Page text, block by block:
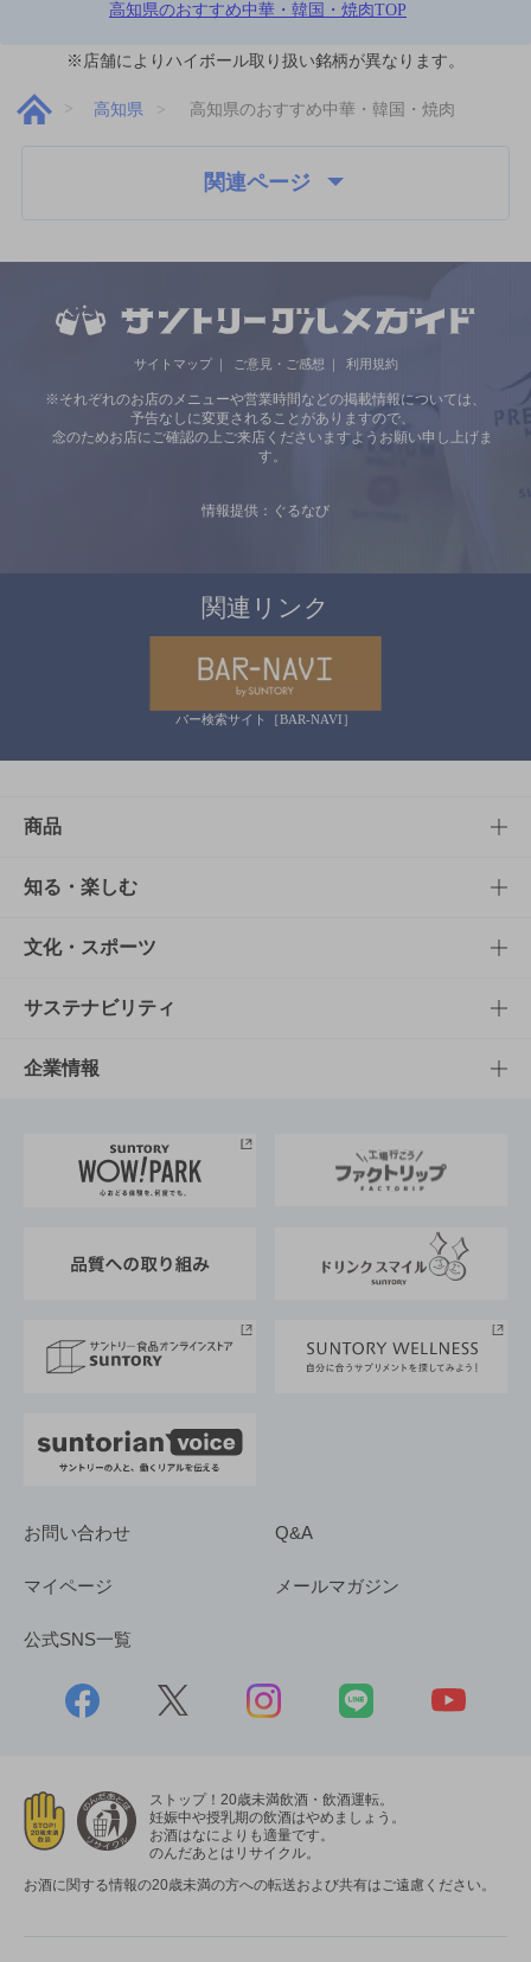
高知県のおすすめ中華・韓国・焼肉TOP
※店舗によりハイボール取り扱い銘柄が異なります。
高知県 高知県のおすすめ中華・韓国・焼肉
関連ページ
サイトマップ ご意見・ご感想 利用規約
※それぞれのお店のメニューや営業時間などの掲載情報については、
予告なしに変更されることがありますので、
念のためお店にご確認の上ご来店くださいますようお願い申し上げま
す。
情報提供：ぐるなび
関連リンク
バー検索サイト［BAR-NAVI］
商品
商品TOP
商品一覧
商品発売情報
栄養成分一覧
知る・楽しむ
知る・楽しむTOP
キャンペーン
工場見学
地域情報
文化・スポーツ
文化・スポーツTOP
サントリーホール
サントリーサンバーズ大阪
サステナビリティ
サステナビリティTOP
サントリーが考えるサステナビリティ経営
企業情報
企業概要
採用情報
お問い合わせ Q&A
マイページ メールマガジン
公式SNS一覧
ストップ！20歳未満飲酒・飲酒運転。
妊娠中や授乳期の飲酒はやめましょう。
お酒はなによりも適量です。
のんだあとはリサイクル。
お酒に関する情報の20歳未満の方への転送および共有はご遠慮ください。